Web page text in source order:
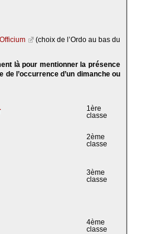
(choix de l’Ordo au bas du
là pour mentionner la présence
l’occurrence d’un dimanche ou
1ère
classe
2ème
classe
3ème
classe
4ème
classe